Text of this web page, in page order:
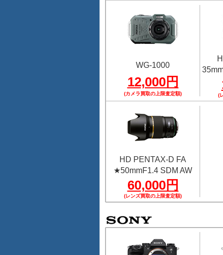
WG-1000
12,000円
(カメラ買取の上限査定額) (
HD PENTAX-D FA
★50mmF1.4 SDM AW
60,000円
(レンズ買取の上限査定額)